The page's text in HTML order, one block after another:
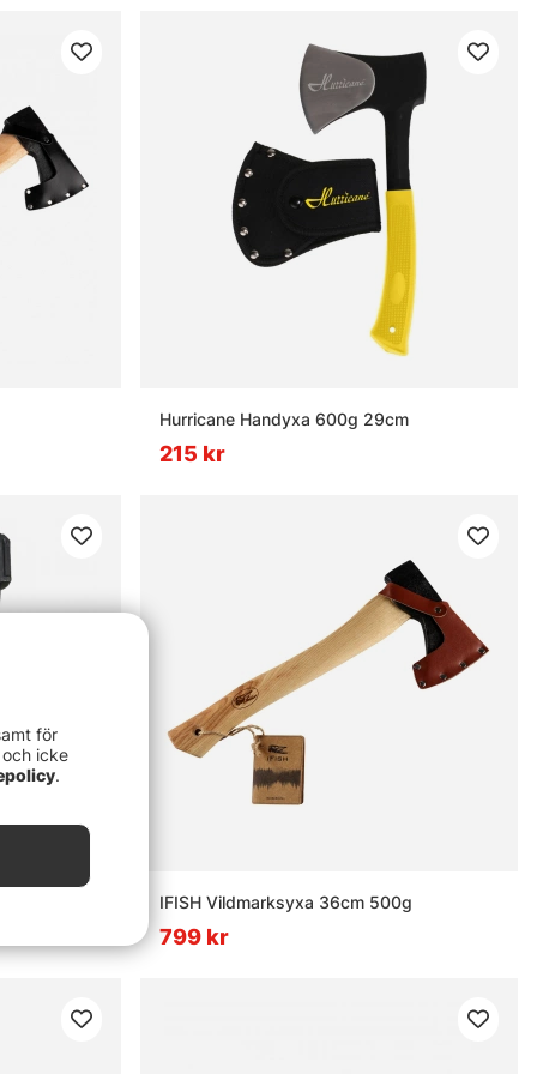
Hurricane Handyxa 600g 29cm
215 kr
IFISH Vildmarksyxa 36cm 500g
799 kr
för
icke
.